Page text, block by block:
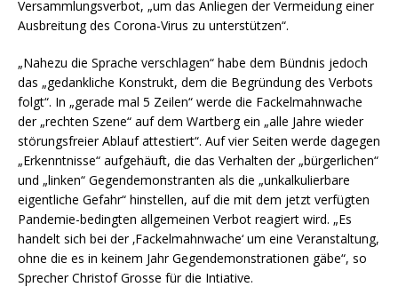
Versammlungsverbot, „um das Anliegen der Vermeidung einer
Ausbreitung des Corona-Virus zu unterstützen“.
„Nahezu die Sprache verschlagen“ habe dem Bündnis jedoch
das „gedankliche Konstrukt, dem die Begründung des Verbots
folgt“. In „gerade mal 5 Zeilen“ werde die Fackelmahnwache
der „rechten Szene“ auf dem Wartberg ein „alle Jahre wieder
störungsfreier Ablauf attestiert“. Auf vier Seiten werde dagegen
„Erkenntnisse“ aufgehäuft, die das Verhalten der „bürgerlichen“
und „linken“ Gegendemonstranten als die „unkalkulierbare
eigentliche Gefahr“ hinstellen, auf die mit dem jetzt verfügten
Pandemie-bedingten allgemeinen Verbot reagiert wird. „Es
handelt sich bei der ‚Fackelmahnwache‘ um eine Veranstaltung,
ohne die es in keinem Jahr Gegendemonstrationen gäbe“, so
Sprecher Christof Grosse für die Intiative.